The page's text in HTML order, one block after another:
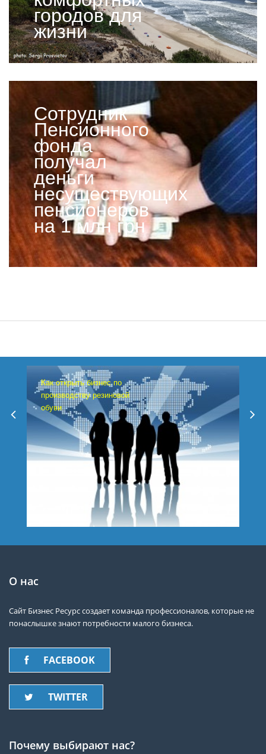
городов для
жизни
Сотрудник
Пенсионного
фонда
получал
деньги
несуществующих
пенсионеров
на 1 млн грн
Как открыть бизнес по
производству резиновой
обуви
О нас
Сайт Бизнес Ресурс создает команда профессионалов, которые не
понаслышке знают потребности малого бизнеса.
FACEBOOK
TWITTER
Почему выбирают нас?